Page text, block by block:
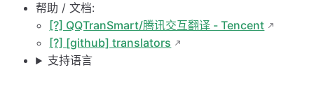
帮助 / 文档:
[?] QQTranSmart/腾讯交互翻译 - Tencent
[?] [github] translators
支持语言